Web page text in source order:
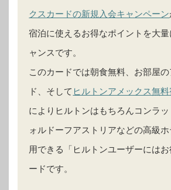
クスカードの新規入会キャンペーン
宿泊に使えるお得なポイントを大
ャンスです。
このカードでは朝食無料、お部屋
ド、そして ヒルトンアメックス無料
によりヒルトンはもちろんコンラ
ォルドーフアストリアなどの高級ホ
用できる「ヒルトンユーザーには
ードです。